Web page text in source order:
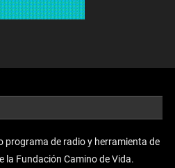
programa de radio y herramienta de
la Fundación Camino de Vida.